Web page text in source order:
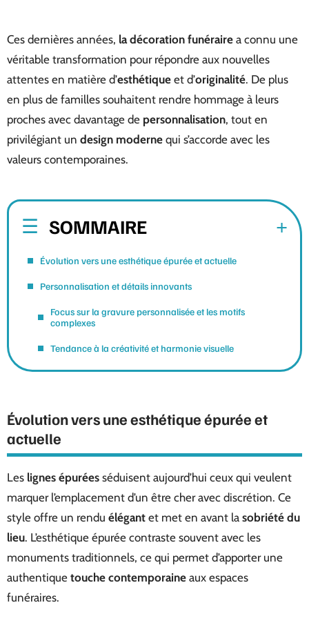
Ces dernières années, la décoration funéraire a connu une
véritable transformation pour répondre aux nouvelles
attentes en matière d’esthétique et d’originalité. De plus
en plus de familles souhaitent rendre hommage à leurs
proches avec davantage de personnalisation, tout en
privilégiant un design moderne qui s’accorde avec les
valeurs contemporaines.
SOMMAIRE
Évolution vers une esthétique épurée et actuelle
Personnalisation et détails innovants
Focus sur la gravure personnalisée et les motifs
complexes
Tendance à la créativité et harmonie visuelle
Évolution vers une esthétique épurée et
actuelle
Les lignes épurées séduisent aujourd’hui ceux qui veulent
marquer l’emplacement d’un être cher avec discrétion. Ce
style offre un rendu élégant et met en avant la sobriété du
lieu. L’esthétique épurée contraste souvent avec les
monuments traditionnels, ce qui permet d’apporter une
authentique touche contemporaine aux espaces
funéraires.